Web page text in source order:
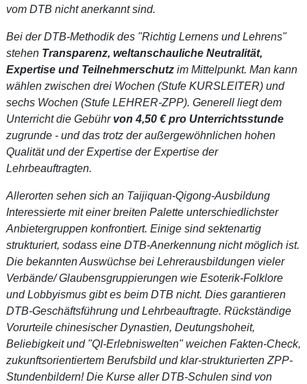
vom DTB nicht anerkannt sind.
Bei der DTB-Methodik des "Richtig Lernens und Lehrens"
stehen Transparenz, weltanschauliche Neutralität,
Expertise und Teilnehmerschutz im Mittelpunkt. Man kann
wählen zwischen drei Wochen (Stufe KURSLEITER) und
sechs Wochen (Stufe LEHRER-ZPP). Generell liegt dem
Unterricht die Gebühr von 4,50 € pro Unterrichtsstunde
zugrunde - und das trotz der außergewöhnlichen hohen
Qualität und der Expertise der Expertise der
Lehrbeauftragten.
Allerorten sehen sich an Taijiquan-Qigong-Ausbildung
Interessierte mit einer breiten Palette unterschiedlichster
Anbietergruppen konfrontiert. Einige sind sektenartig
strukturiert, sodass eine DTB-Anerkennung nicht möglich ist.
Die bekannten Auswüchse bei Lehrerausbildungen vieler
Verbände/ Glaubensgruppierungen wie Esoterik-Folklore
und Lobbyismus gibt es beim DTB nicht. Dies garantieren
DTB-Geschäftsführung und Lehrbeauftragte. Rückständige
Vorurteile chinesischer Dynastien, Deutungshoheit,
Beliebigkeit und "QI-Erlebniswelten" weichen Fakten-Check,
zukunftsorientiertem Berufsbild und klar-strukturierten ZPP-
Stundenbildern! Die Kurse aller DTB-Schulen sind von